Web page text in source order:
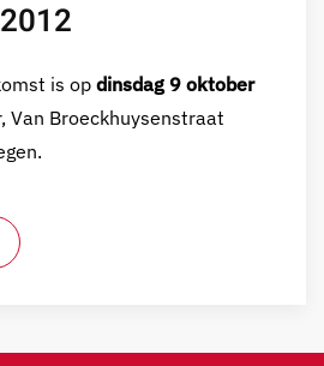
is op dinsdag 9 oktober
Van Broeckhuysenstraat